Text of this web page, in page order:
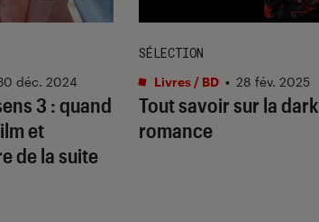
3 : quand
et
de la suite
déc. 2024
Tout savoir sur la dark
romance
SÉLECTION
Livres / BD • 28 fév. 2025